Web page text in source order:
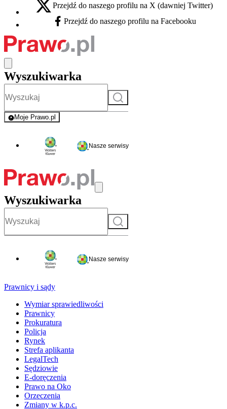
X - otwiera się w nowej karcie
Przejdź do naszego profilu na X (dawniej Twitter)
Facebook - otwiera się w nowej karcie
Przejdź do naszego profilu na Facebooku
Wyszukiwarka
Szukaj
Moje Prawo.pl
- rejestracja i logowanie do serwisu
Nasze serwisy
Wyszukiwarka
Szukaj
Nasze serwisy
Prawnicy i sądy
Wymiar sprawiedliwości
Prawnicy
Prokuratura
Policja
Rynek
Strefa aplikanta
LegalTech
Sędziowie
E-doręczenia
Prawo na Oko
Orzeczenia
Zmiany w k.p.c.